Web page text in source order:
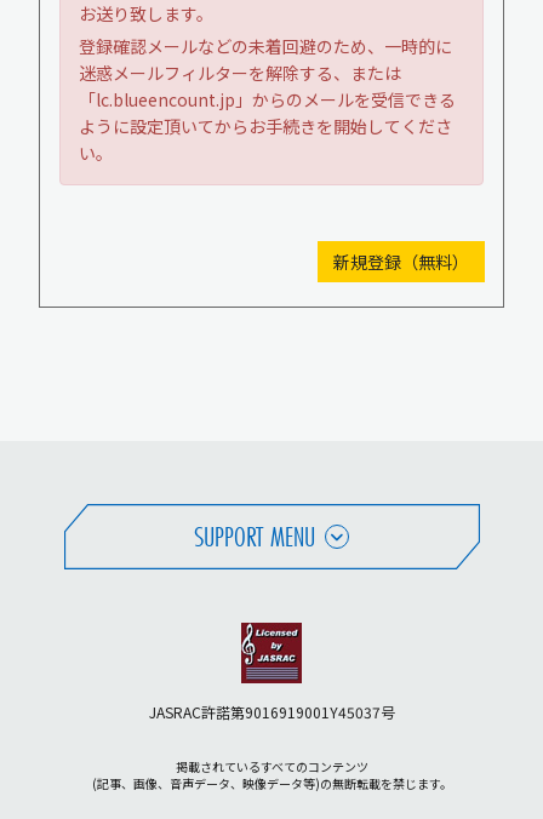
お送り致します。
登録確認メールなどの未着回避のため、一時的に
迷惑メールフィルターを解除する、または
「lc.blueencount.jp」からのメールを受信できる
ように設定頂いてからお手続きを開始してくださ
い。
SUPPORT MENU
JASRAC許諾第9016919001Y45037号
掲載されているすべてのコンテンツ
(記事、画像、音声データ、映像データ等)の無断転載を禁じます。